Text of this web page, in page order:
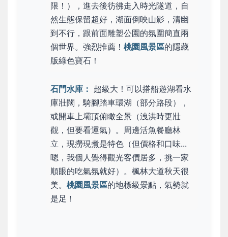
限！），進去後彷彿走入時光隧道，自
然生態保留超好，湖面倒映山影，清幽
到不行，跟前面雕塑公園的氛圍簡直兩
個世界。強烈推薦！ 桃園風景區的隱藏
版綠色寶石！
石門水庫： 超級大！可以搭船遊湖看水
庫壯闊，騎腳踏車環湖（部分路段），
或開車上壩頂俯瞰全景（洩洪時更壯
觀，但要看運氣）。周邊活魚餐廳林
立，現撈現煮是特色（但價格和口味...
嗯，我個人覺得觀光客價居多，挑一家
順眼的吃氣氛就好）。楓林大道秋天很
美。 桃園風景區的地標級景點，氣勢就
是足！